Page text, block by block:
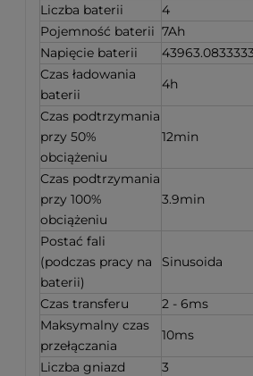
Liczba baterii
4
Pojemność baterii 7Ah
Napięcie baterii
Czas ładowania
baterii
4h
Czas podtrzymania
przy 50%
obciążeniu
12min
Czas podtrzymania
przy 100%
obciążeniu
3.9min
Postać fali
(podczas pracy na
baterii)
Sinusoida
Czas transferu
2 - 6ms
Maksymalny czas
przełączania
10ms
Liczba gniazd
3